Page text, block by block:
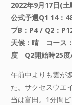
2022年9月17日(土
公式予選Q1 14：
プB：P4 / Q2：
天候：晴 コース
度 Q2開始時25度
午前中よりも雲が
た。サクセスウエ
当は富田。1分間